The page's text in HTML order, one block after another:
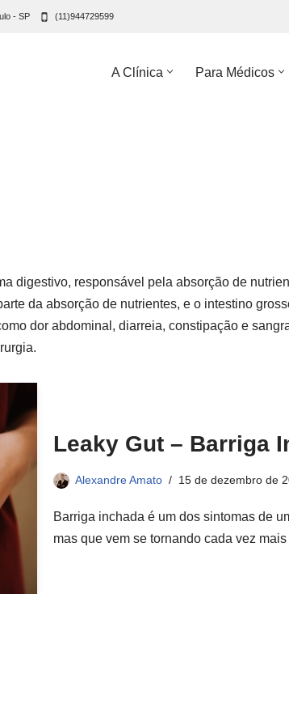
- SP (11)944729599
A Clínica Para Médicos
digestivo, responsável pela absorção de
da absorção de nutrientes, e o intestino
dor abdominal, diarreia, constipação e
Leaky Gut – Barriga
Alexandre Amato 15 de dezembro de
Barriga inchada é um dos sintomas de
mas que vem se tornando cada vez